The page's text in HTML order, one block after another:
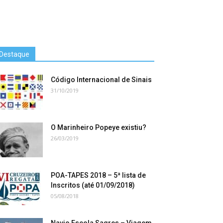
Destaque
Código Internacional de Sinais
31/10/2019
O Marinheiro Popeye existiu?
26/03/2019
POA-TAPES 2018 – 5ª lista de
Inscritos (até 01/09/2018)
05/08/2018